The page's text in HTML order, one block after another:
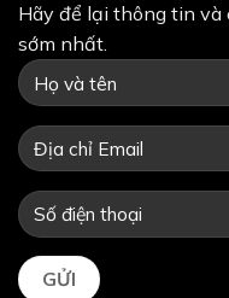
Hãy để lại thông tin và
sớm nhất.